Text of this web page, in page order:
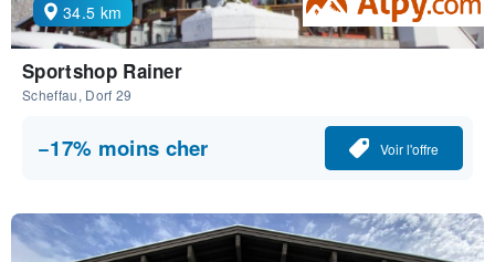
34.5 km
Sportshop Rainer
Scheffau, Dorf 29
−17% moins cher Voir l'offre